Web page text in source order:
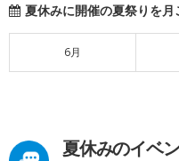
夏休みに開催の夏祭りを月
6月
夏休みのイベ